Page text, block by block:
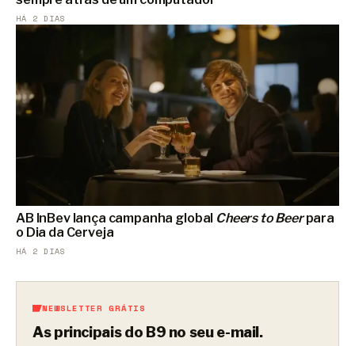
HÁ 2 DIAS
AB InBev lança campanha global Cheers to Beerpara
o Dia da Cerveja
HÁ 2 DIAS
NEWSLETTER GRÁTIS
As principais do B9 no seu e-mail.